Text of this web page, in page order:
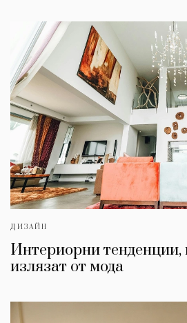
ДИЗАЙН
Интериорни тенденции,
излязат от мода